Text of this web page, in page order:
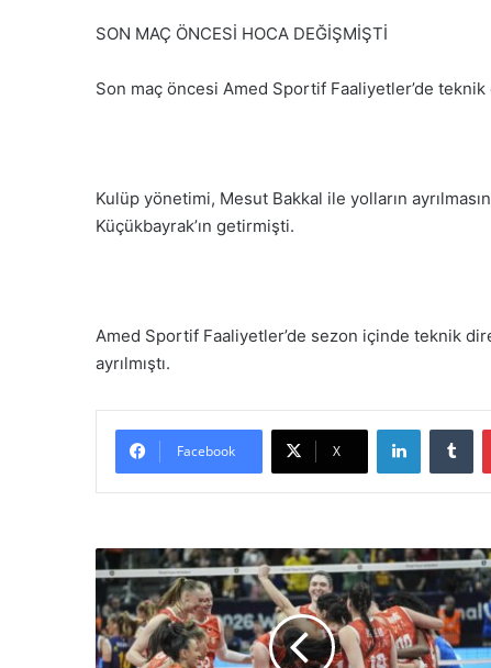
SON MAÇ ÖNCESİ HOCA DEĞİŞMİŞTİ
Son maç öncesi Amed Sportif Faaliyetler’de
Kulüp yönetimi, Mesut Bakkal ile yolların
Küçükbayrak’ın getirmişti.
Amed Sportif Faaliyetler’de sezon içinde teknik
ayrılmıştı.
Facebook X
C
E
V
Ş
a